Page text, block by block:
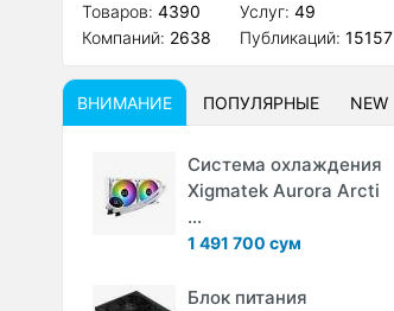
Товаров: 4390
Компаний: 2638
Услуг:49
Публикаций:15157
ВНИМАНИЕ ПОПУЛЯРНЫЕ NEW
Система охлаждения
Xigmatek Aurora Arcti
...
1 491 700 сум
Блок питания